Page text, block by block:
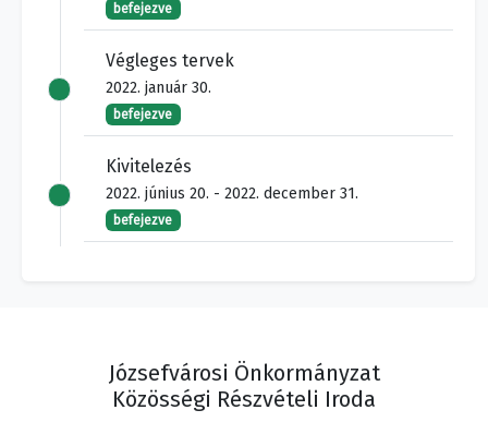
befejezve
Végleges tervek
2022. január 30.
befejezve
Kivitelezés
2022. június 20. - 2022. december 31.
befejezve
Józsefvárosi Önkormányzat
Közösségi Részvételi Iroda